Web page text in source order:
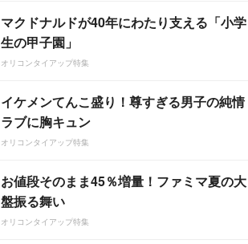
マクドナルドが40年にわたり支える「小学
生の甲子園」
オリコンタイアップ特集
イケメンてんこ盛り！尊すぎる男子の純情
ラブに胸キュン
オリコンタイアップ特集
お値段そのまま45％増量！ファミマ夏の大
盤振る舞い
オリコンタイアップ特集